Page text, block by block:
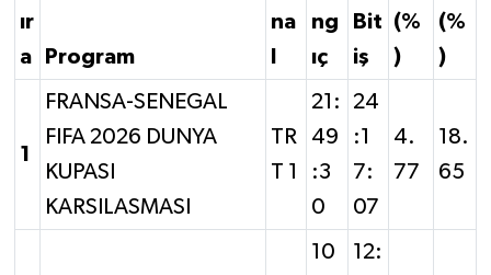
ır
a
Program
na
ng
ıç
Bit
iş
(%
)
(%
)
1
FRANSA-SENEGAL
FIFA 2026 DUNYA
KUPASI
KARSILASMASI
TR
T 1
21:
49
:3
0
24
:1
7:
07
4.
77
18.
65
10
12: